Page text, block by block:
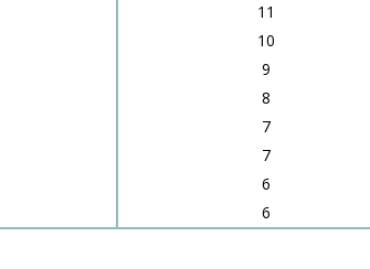
11
10
9
8
7
7
6
6